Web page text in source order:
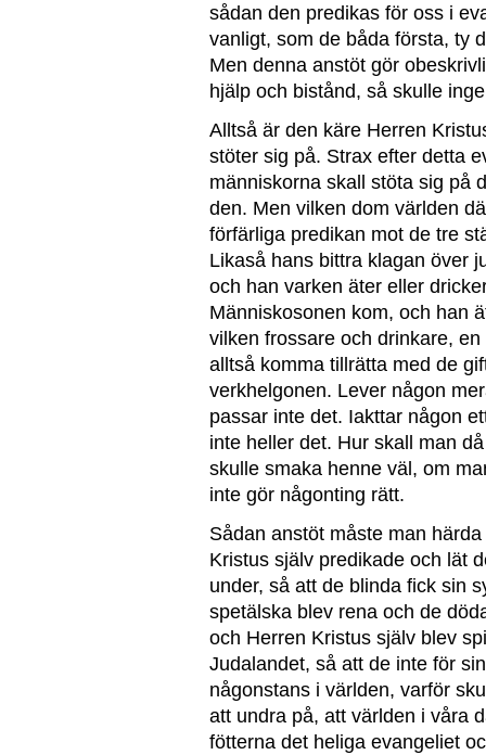
sådan den predikas för oss i
vanligt, som de båda första, ty
Men denna anstöt gör
hjälp och bistånd, så skulle
Alltså är den käre Herren
stöter sig på. Strax efter detta
människorna skall stöta sig på
den. Men vilken dom världen
förfärliga predikan mot de tre
Likaså hans bittra klagan över
och han varken äter eller
Människosonen kom, och han
vilken frossare och drinkare,
alltså komma tillrätta med de
verkhelgonen. Lever någon
passar inte det. Iakttar någon
inte heller det. Hur skall man
skulle smaka henne väl, om
inte gör någonting rätt.
Sådan anstöt måste man
Kristus själv predikade och lät
under, så att de blinda fick sin
spetälska blev rena och de
och Herren Kristus själv blev
Judalandet, så att de inte för
någonstans i världen, varför
att undra på, att världen i våra
fötterna det heliga evangeliet